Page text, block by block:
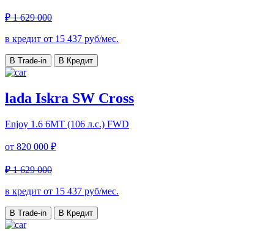
₽ 1 629 000
в кредит от 15 437 руб/мес.
В Trade-in В Кредит
lada Iskra SW Cross
Enjoy 1.6 6МТ (106 л.с.) FWD
от 820 000 ₽
₽ 1 629 000
в кредит от 15 437 руб/мес.
В Trade-in В Кредит